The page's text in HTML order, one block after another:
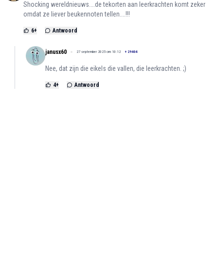
Shocking wereldnieuws....de tekorten aan leerkrachten komt zeker
omdat ze liever beukennoten tellen....!!!
6+ Antwoord
janusx60 27 september 2025 om 10:12 + 29404
Nee, dat zijn die eikels die vallen, die leerkrachten. ;)
4+ Antwoord